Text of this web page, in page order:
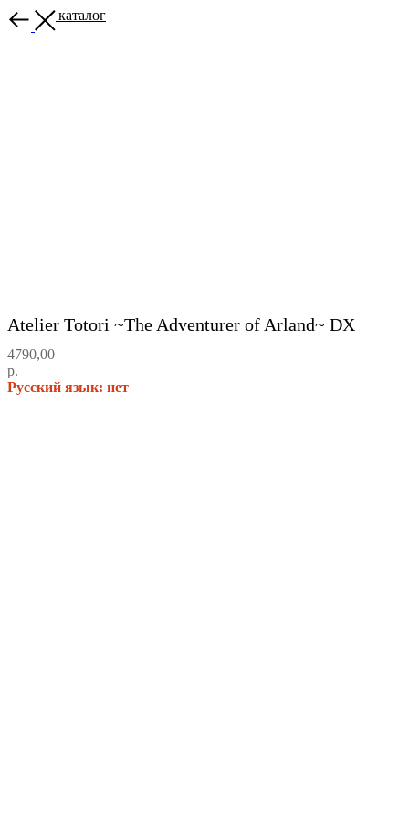
Назад в каталог
Atelier Totori ~The Adventurer of Arland~ DX
4790,00
р.
Русский язык: нет